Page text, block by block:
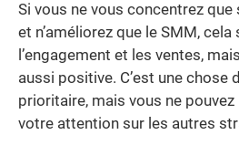
Si vous ne vous concentrez que
et n’améliorez que le SMM,
l’engagement et les ventes,
aussi positive. C’est une chose
prioritaire, mais vous ne
votre attention sur les autres